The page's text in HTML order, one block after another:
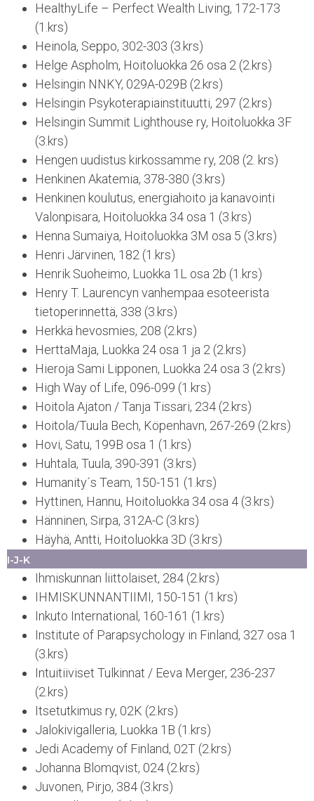
HealthyLife – Perfect Wealth Living, 172-173
(1.krs)
Heinola, Seppo, 302-303 (3.krs)
Helge Aspholm, Hoitoluokka 26 osa 2 (2.krs)
Helsingin NNKY, 029A-029B (2.krs)
Helsingin Psykoterapiainstituutti, 297 (2.krs)
Helsingin Summit Lighthouse ry, Hoitoluokka 3F
(3.krs)
Hengen uudistus kirkossamme ry, 208 (2. krs)
Henkinen Akatemia, 378-380 (3.krs)
Henkinen koulutus, energiahoito ja kanavointi
Valonpisara, Hoitoluokka 34 osa 1 (3.krs)
Henna Sumaiya, Hoitoluokka 3M osa 5 (3.krs)
Henri Järvinen, 182 (1.krs)
Henrik Suoheimo, Luokka 1L osa 2b (1.krs)
Henry T. Laurencyn vanhempaa esoteerista
tietoperinnettä, 338 (3.krs)
Herkkä hevosmies, 208 (2.krs)
HerttaMaja, Luokka 24 osa 1 ja 2 (2.krs)
Hieroja Sami Lipponen, Luokka 24 osa 3 (2.krs)
High Way of Life, 096-099 (1.krs)
Hoitola Ajaton / Tanja Tissari, 234 (2.krs)
Hoitola/Tuula Bech, Köpenhavn, 267-269 (2.krs)
Hovi, Satu, 199B osa 1 (1.krs)
Huhtala, Tuula, 390-391 (3.krs)
Humanity´s Team, 150-151 (1.krs)
Hyttinen, Hannu, Hoitoluokka 34 osa 4 (3.krs)
Hänninen, Sirpa, 312A-C (3.krs)
Häyhä, Antti, Hoitoluokka 3D (3.krs)
I-J-K
Ihmiskunnan liittolaiset, 284 (2.krs)
IHMISKUNNANTIIMI, 150-151 (1.krs)
Inkuto International, 160-161 (1.krs)
Institute of Parapsychology in Finland, 327 osa 1
(3.krs)
Intuitiiviset Tulkinnat / Eeva Merger, 236-237
(2.krs)
Itsetutkimus ry, 02K (2.krs)
Jalokivigalleria, Luokka 1B (1.krs)
Jedi Academy of Finland, 02T (2.krs)
Johanna Blomqvist, 024 (2.krs)
Juvonen, Pirjo, 384 (3.krs)